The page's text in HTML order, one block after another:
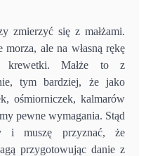
zmierzyć się z małżami.
ale na własną rękę
krewetki. Małże to z
tym bardziej, że jako
ośmiorniczek, kalmarów
pewne wymagania. Stąd
i muszę przyznać, że
przygotowując danie z